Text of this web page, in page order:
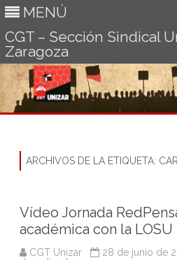
MENÚ
CGT – Sección Sindical
Zaragoza
ARCHIVOS DE LA ETIQUETA:
Vídeo Jornada
académica con la LOSU
CGT Unizar 28 de junio de